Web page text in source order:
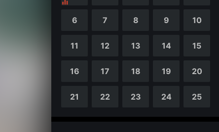
6 7 8 9 10
11 12 13 14 15
16 17 18 19 20
21 22 23 24 25